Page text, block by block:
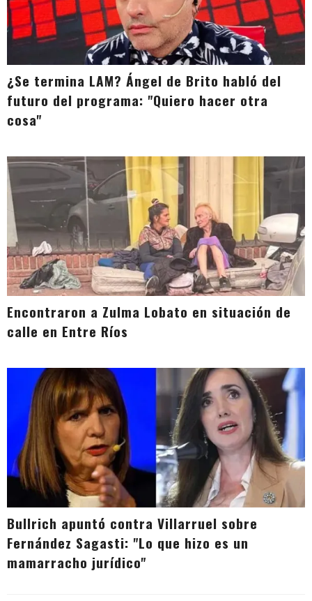
¿Se termina LAM? Ángel de Brito habló del
futuro del programa: "Quiero hacer otra
cosa"
Encontraron a Zulma Lobato en situación de
calle en Entre Ríos
Bullrich apuntó contra Villarruel sobre
Fernández Sagasti: "Lo que hizo es un
mamarracho jurídico"